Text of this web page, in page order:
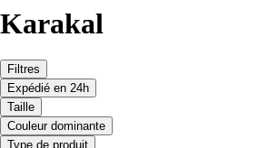
Karakal
Filtres
Expédié en 24h
Taille
Couleur dominante
Type de produit